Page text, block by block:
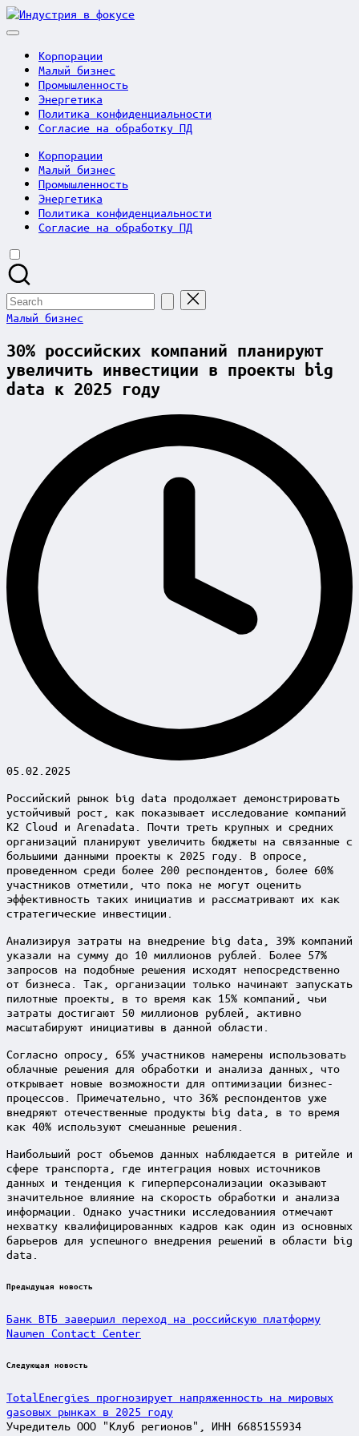
Skip
to
Индустрия
Корпорации
Малый бизнес
Промышленность
Энергетика
Политика конфиденциальности
Согласие на обработку ПД
Корпорации
Малый бизнес
Промышленность
Энергетика
Политика конфиденциальности
Согласие на обработку ПД
Search
for:
Posted
Малый бизнес
30% российских компаний планируют
увеличить инвестиции в проекты big
data к 2025 году
05.02.2025
Российский рынок big data продолжает демонстрировать
устойчивый рост, как показывает исследование компаний
K2 Cloud и Arenadata. Почти треть крупных и средних
организаций планируют увеличить бюджеты на связанные с
большими данными проекты к 2025 году. В опросе,
проведенном среди более 200 респондентов, более 60%
участников отметили, что пока не могут оценить
эффективность таких инициатив и рассматривают их как
стратегические инвестиции.
Анализируя затраты на внедрение big data, 39% компаний
указали на сумму до 10 миллионов рублей. Более 57%
запросов на подобные решения исходят непосредственно
от бизнеса. Так, организации только начинают запускать
пилотные проекты, в то время как 15% компаний, чьи
затраты достигают 50 миллионов рублей, активно
масштабируют инициативы в данной области.
Согласно опросу, 65% участников намерены использовать
облачные решения для обработки и анализа данных, что
открывает новые возможности для оптимизации бизнес-
процессов. Примечательно, что 36% респондентов уже
внедряют отечественные продукты big data, в то время
как 40% используют смешанные решения.
Наибольший рост объемов данных наблюдается в ритейле и
сфере транспорта, где интеграция новых источников
данных и тенденция к гиперперсонализации оказывают
значительное влияние на скорость обработки и анализа
информации. Однако участники исследованиия отмечают
нехватку квалифицированных кадров как один из основных
барьеров для успешного внедрения решений в области big
data.
Post
Предыдущая новость
Банк ВТБ завершил переход на российскую платформу
Naumen Contact Center
Следующая новость
TotalEnergies прогнозирует напряженность на мировых
gasовых рынках в 2025 году
Учредитель ООО "Клуб регионов", ИНН 6685155934